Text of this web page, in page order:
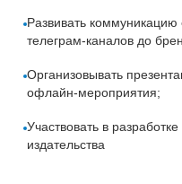
Развивать
телеграм-каналов до
Организовывать
офлайн-мероприятия;
Участвовать в
издательства